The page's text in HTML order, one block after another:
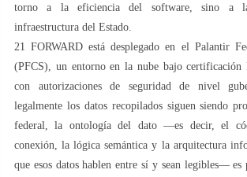
torno a la eficiencia del software, sino a
infraestructura del Estado.
21 FORWARD está desplegado en el Palantir
(PFCS), un entorno en la nube bajo certificación
con autorizaciones de seguridad de nivel
legalmente los datos recopilados siguen siendo
federal, la ontología del dato —es decir, el
conexión, la lógica semántica y la arquitectura
que esos datos hablen entre sí y sean legibles— es